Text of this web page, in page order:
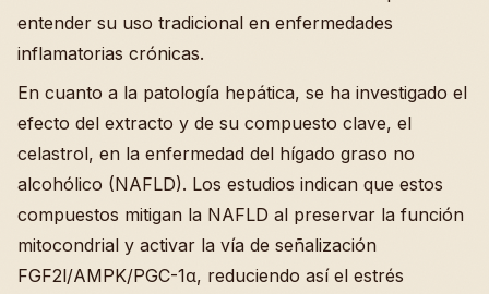
entender su uso tradicional en enfermedades
inflamatorias crónicas.
En cuanto a la patología hepática, se ha investigado el
efecto del extracto y de su compuesto clave, el
celastrol, en la enfermedad del hígado graso no
alcohólico (NAFLD). Los estudios indican que estos
compuestos mitigan la NAFLD al preservar la función
mitocondrial y activar la vía de señalización
FGF2l/AMPK/PGC-1α, reduciendo así el estrés